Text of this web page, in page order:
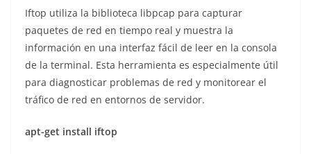
Iftop utiliza la biblioteca libpcap para capturar
paquetes de red en tiempo real y muestra la
información en una interfaz fácil de leer en la consola
de la terminal. Esta herramienta es especialmente útil
para diagnosticar problemas de red y monitorear el
tráfico de red en entornos de servidor.
apt-get install iftop